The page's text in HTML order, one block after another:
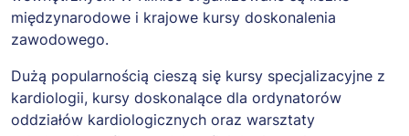
międzynarodowe i krajowe kursy doskonalenia
zawodowego.
Dużą popularnością cieszą się kursy specjalizacyjne z
kardiologii, kursy doskonalące dla ordynatorów
oddziałów kardiologicznych oraz warsztaty